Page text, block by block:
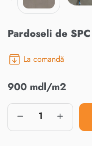
Pardoseli de
La comandă
900 mdl/m2